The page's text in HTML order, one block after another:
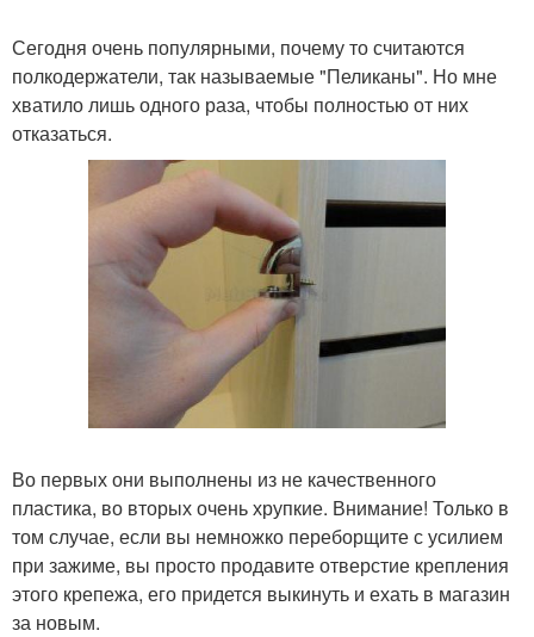
Сегодня очень популярными, почему то считаются
полкодержатели, так называемые "Пеликаны". Но мне
хватило лишь одного раза, чтобы полностью от них
отказаться.
Во первых они выполнены из не качественного
пластика, во вторых очень хрупкие. Внимание! Только в
том случае, если вы немножко переборщите с усилием
при зажиме, вы просто продавите отверстие крепления
этого крепежа, его придется выкинуть и ехать в магазин
за новым.